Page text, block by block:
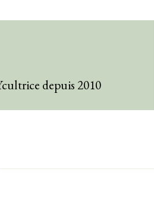
depuis 2010